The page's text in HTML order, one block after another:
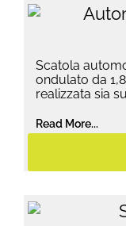
Scatola
ondulato da
realizzata sia
Read More...